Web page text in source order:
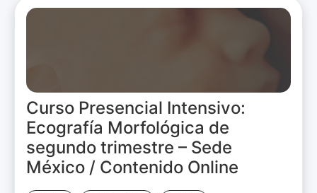
Curso Presencial Intensivo:
Ecografía Morfológica de
segundo trimestre – Sede
México / Contenido Online